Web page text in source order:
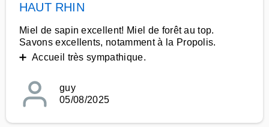
HAUT RHIN
Miel de sapin excellent! Miel de forêt au top.
Savons excellents, notamment à la Propolis.
➕ Accueil très sympathique.
guy
05/08/2025